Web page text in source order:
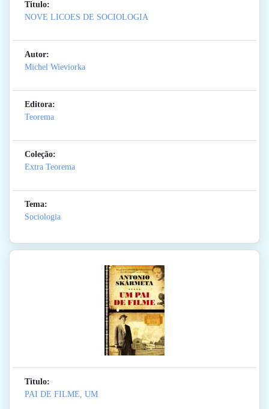
Titulo:
NOVE LICOES DE SOCIOLOGIA
Autor:
Michel Wieviorka
Editora:
Teorema
Coleção:
Extra Teorema
Tema:
Sociologia
Titulo:
PAI DE FILME, UM